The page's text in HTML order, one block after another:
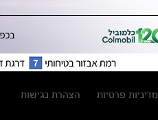
מדיניות פרטיות הצהרת נגישות